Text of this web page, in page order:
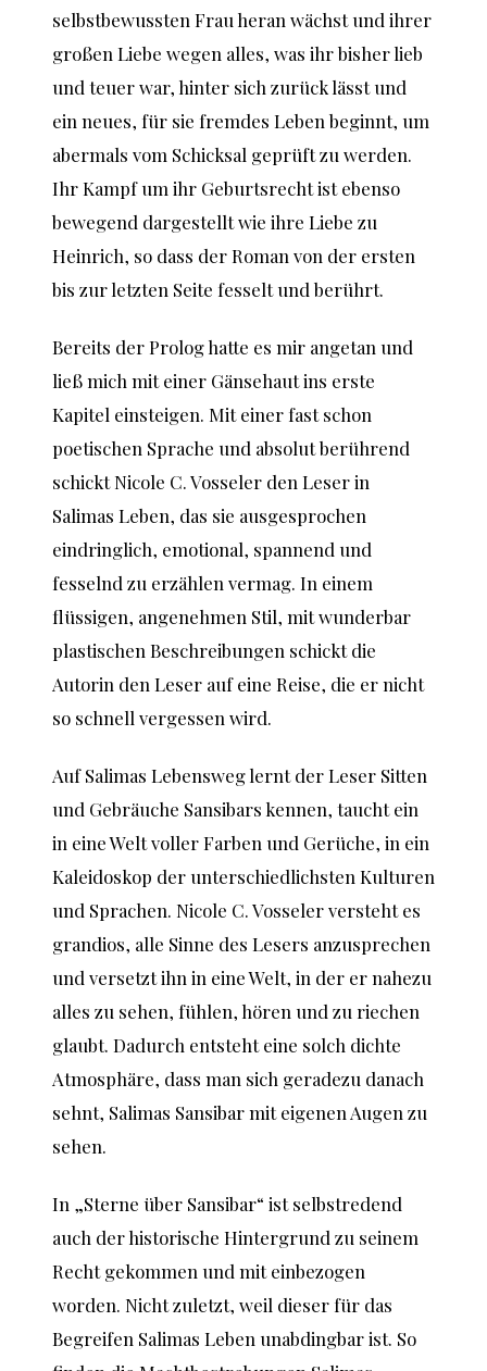
selbstbewussten Frau heran wächst und ihrer
großen Liebe wegen alles, was ihr bisher lieb
und teuer war, hinter sich zurück lässt und
ein neues, für sie fremdes Leben beginnt, um
abermals vom Schicksal geprüft zu werden.
Ihr Kampf um ihr Geburtsrecht ist ebenso
bewegend dargestellt wie ihre Liebe zu
Heinrich, so dass der Roman von der ersten
bis zur letzten Seite fesselt und berührt.
Bereits der Prolog hatte es mir angetan und
ließ mich mit einer Gänsehaut ins erste
Kapitel einsteigen. Mit einer fast schon
poetischen Sprache und absolut berührend
schickt Nicole C. Vosseler den Leser in
Salimas Leben, das sie ausgesprochen
eindringlich, emotional, spannend und
fesselnd zu erzählen vermag. In einem
flüssigen, angenehmen Stil, mit wunderbar
plastischen Beschreibungen schickt die
Autorin den Leser auf eine Reise, die er nicht
so schnell vergessen wird.
Auf Salimas Lebensweg lernt der Leser Sitten
und Gebräuche Sansibars kennen, taucht ein
in eine Welt voller Farben und Gerüche, in ein
Kaleidoskop der unterschiedlichsten Kulturen
und Sprachen. Nicole C. Vosseler versteht es
grandios, alle Sinne des Lesers anzusprechen
und versetzt ihn in eine Welt, in der er nahezu
alles zu sehen, fühlen, hören und zu riechen
glaubt. Dadurch entsteht eine solch dichte
Atmosphäre, dass man sich geradezu danach
sehnt, Salimas Sansibar mit eigenen Augen zu
sehen.
In „Sterne über Sansibar“ ist selbstredend
auch der historische Hintergrund zu seinem
Recht gekommen und mit einbezogen
worden. Nicht zuletzt, weil dieser für das
Begreifen Salimas Leben unabdingbar ist. So